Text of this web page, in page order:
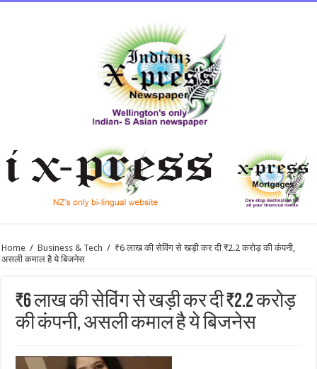
Home / Business & Tech / ₹6 लाख की सेविंग से खड़ी कर दी ₹2.2 करोड़ की कंपनी,
असली कमाल है ये बिजनेस
₹6 लाख की सेविंग से खड़ी कर दी ₹2.2 करोड़
की कंपनी, असली कमाल है ये बिजनेस